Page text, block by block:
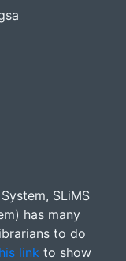
SLiMS
has many
to do
link to show